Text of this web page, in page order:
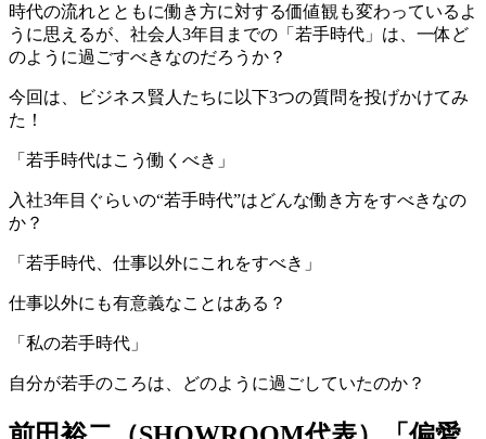
時代の流れとともに働き方に対する価値観も変わっているよ
うに思えるが、 社会人3年目までの「若手時代」は、一体ど
のように過ごすべきなのだろうか ？
今回は、ビジネス賢人たちに以下3つの質問を投げかけてみ
た！
「 若手時代はこう働くべき 」
入社3年目ぐらいの“若手時代”はどんな働き方をすべきなの
か？
「 若手時代、仕事以外にこれをすべき 」
仕事以外にも有意義なことはある？
「 私の若手時代 」
自分が若手のころは、どのように過ごしていたのか？